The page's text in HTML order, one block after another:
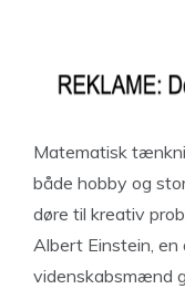
Matematisk
både hobby og
døre til kreativ
Albert Einstein,
videnskabsmænd